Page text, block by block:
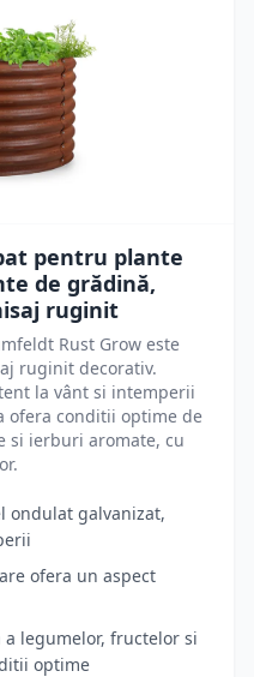
pentru plante
de grădină,
ruginit
Rust Grow este
ruginit decorativ.
la vânt si intemperii
ofera conditii optime de
si ierburi aromate, cu
ondulat galvanizat,
ofera un aspect
legumelor, fructelor si
optime